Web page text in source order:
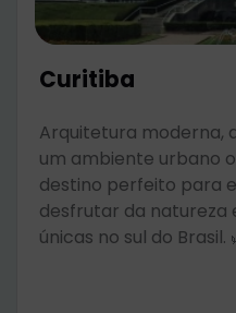
Curitiba
Arquitetura moderna,
um ambiente urbano
destino perfeito para
desfrutar da natureza
únicas no sul do